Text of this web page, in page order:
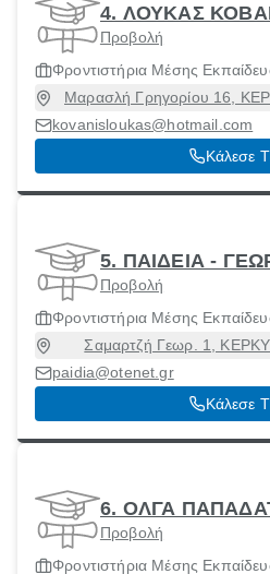
4. ΛΟΥΚΑΣ
Προβολή
Φροντιστήρια Μέσης
Εξετάσεων Ανωτάτων Σχολών
Μαρασλή Γρηγορίου 16,
Κέρκυρα,
kovanisloukas@hotmail.com
Κάλεσε
5. ΠΑΙΔΕΙΑ -
Προβολή
Φροντιστήρια Μέσης
Εξετάσεων Ανωτάτων Σχολών
Σαμαρτζή Γεωρ. 1,
paidia@otenet.gr
Κάλεσε
6. ΟΛΓΑ
Προβολή
Φροντιστήρια Μέσης